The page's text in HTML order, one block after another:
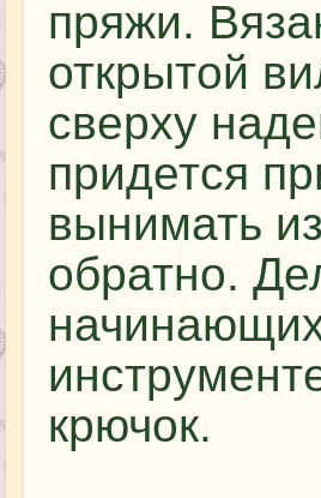
пряжи.
открытой
сверху
придется
вынимать
обратно.
крючок.